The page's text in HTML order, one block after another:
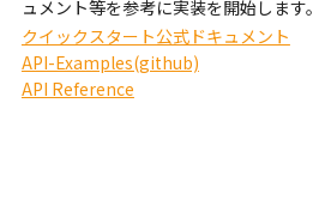
ュメント等を参考に実装を開始します。
クイックスタート公式ドキュメント
API-Examples(github)
API Reference